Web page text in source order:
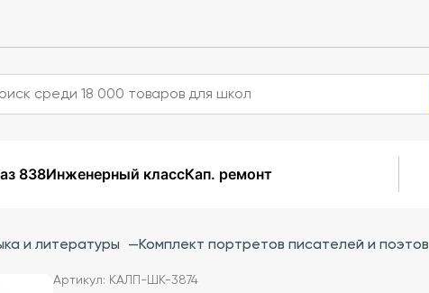
838Инженерный классКап. ремонт
и литературы —Комплект портретов писателей и поэтов
Артикул: КАЛП-ШК-3874